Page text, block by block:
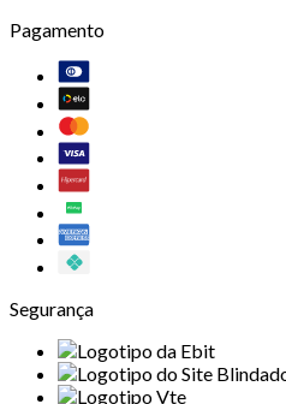
Pagamento
Segurança